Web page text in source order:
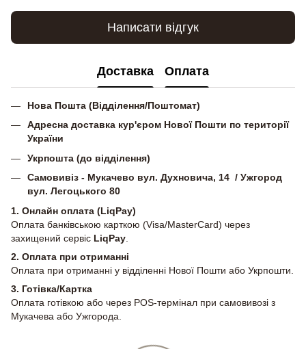
Написати відгук
Доставка Оплата
Нова Пошта (Відділення/Поштомат)
Адресна доставка кур'єром Нової Пошти по території
України
Укрпошта (до відділення)
Самовивіз - Мукачево вул. Духновича, 14 / Ужгород
вул. Легоцького 80
1. Онлайн оплата (LiqPay)
Оплата банківською карткою (Visa/MasterCard) через
захищений сервіс LiqPay
2. Оплата при отриманні
Оплата при отриманні у відділенні Нової Пошти або Укрпошти.
3. Готівка/Картка
Оплата готівкою або через POS-термінал при самовивозі з
Мукачева або Ужгорода.